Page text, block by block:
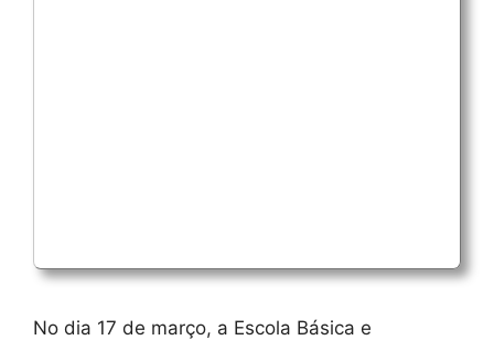
No dia 17 de março, a Escola Básica e